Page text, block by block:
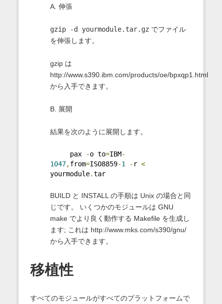
A. 伸張
gzip -d yourmodule.tar.gz でファイル
を伸張します。
gzip は
http://www.s390.ibm.com/products/oe/bpxqp1.html
から入手できます。
B. 展開
結果を次のように展開します。
pax -o to=IBM-
1047,from=ISO8859-1 - r <
yourmodule.tar
BUILD と INSTALL の手順は Unix の場合と同
じです。 いくつかのモジュールは GNU
make でより良く動作する Makefile を生成し
ます; これは http://www.mks.com/s390/gnu/
から入手できます。
移植性
すべてのモジュールがすべてのプラットフォームで